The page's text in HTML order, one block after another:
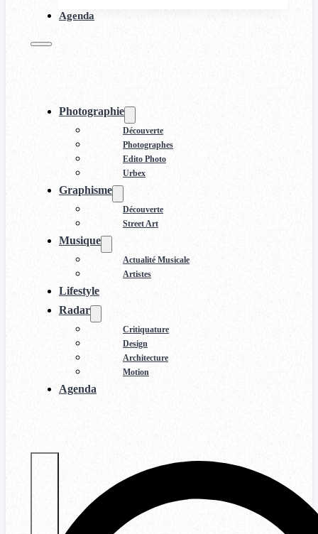
Agenda
Photographie
Découverte
Photographes
Edito Photo
Urbex
Graphisme
Découverte
Street Art
Musique
Actualité Musicale
Artistes
Lifestyle
Radar
Critiquature
Design
Architecture
Motion
Agenda